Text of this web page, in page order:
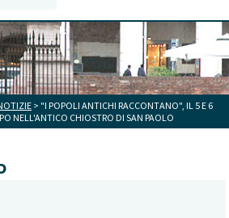
> "I POPOLI ANTICHI RACCONTANO", IL 5 E 6
NELL'ANTICO CHIOSTRO DI SAN PAOLO